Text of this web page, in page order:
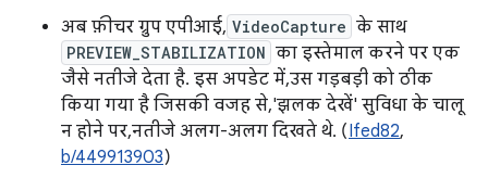
अब फ़ीचर ग्रुप एपीआई, VideoCapture के साथ
PREVIEW_STABILIZATION का इस्तेमाल करने पर एक
जैसे नतीजे देता है. इस अपडेट में, उस गड़बड़ी को ठीक
किया गया है जिसकी वजह से, 'झलक देखें' सुविधा के चालू
न होने पर, नतीजे अलग-अलग दिखते थे. (Ifed82,
b/449913903)